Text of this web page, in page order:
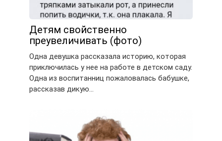
Детям свойственно
преувеличивать (фото)
Одна девушка рассказала историю, которая
приключилась у нее на работе в детском саду.
Одна из воспитанниц пожаловалась бабушке,
рассказав дикую…